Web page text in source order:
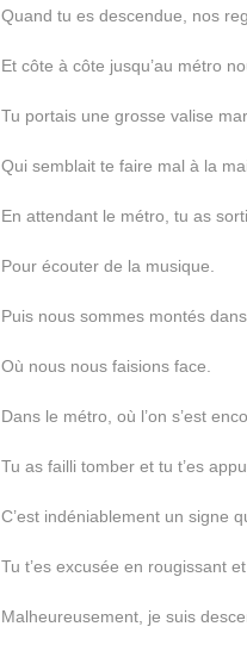
Quand tu es descendue, nos
Et côte à côte jusqu’au métro
Tu portais une grosse valise
Qui semblait te faire mal à la
En attendant le métro, tu as
Pour écouter de la musique.
Puis nous sommes montés
Où nous nous faisions face.
Dans le métro, où l’on s’est
Tu as failli tomber et tu t’es
C’est indéniablement un signe
Tu t’es excusée en rougissant
Malheureusement, je suis